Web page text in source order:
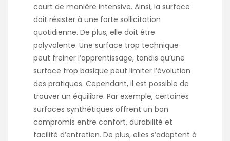
court de manière intensive. Ainsi, la surface
doit résister à une forte sollicitation
quotidienne. De plus, elle doit être
polyvalente. Une surface trop technique
peut freiner l’apprentissage, tandis qu’une
surface trop basique peut limiter l’évolution
des pratiques. Cependant, il est possible de
trouver un équilibre. Par exemple, certaines
surfaces synthétiques offrent un bon
compromis entre confort, durabilité et
facilité d’entretien. De plus, elles s’adaptent à